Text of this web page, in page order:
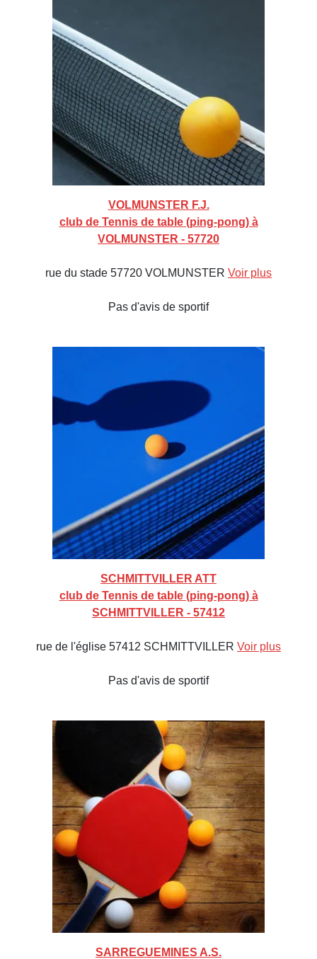
VOLMUNSTER F.J.
club de Tennis de table (ping-pong) à
VOLMUNSTER - 57720
rue du stade 57720 VOLMUNSTER Voir plus
Pas d'avis de sportif
SCHMITTVILLER ATT
club de Tennis de table (ping-pong) à
SCHMITTVILLER - 57412
rue de l'église 57412 SCHMITTVILLER Voir plus
Pas d'avis de sportif
SARREGUEMINES A.S.